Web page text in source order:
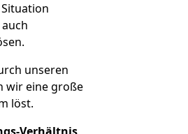
unseren
wir eine große
löst.